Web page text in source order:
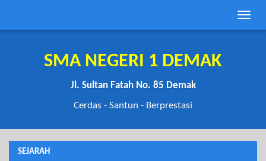
Toggle
SMA NEGERI 1 DEMAK
Jl. Sultan Fatah No. 85 Demak
Cerdas - Santun - Berprestasi
SEJARAH